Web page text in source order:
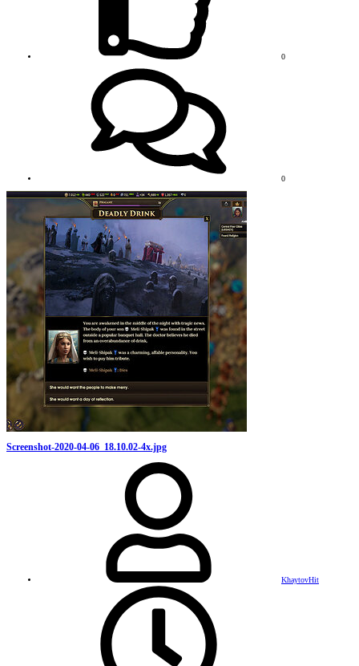
0
0
Screenshot-2020-04-06_18.10.02-4x.jpg
KhaytovHit